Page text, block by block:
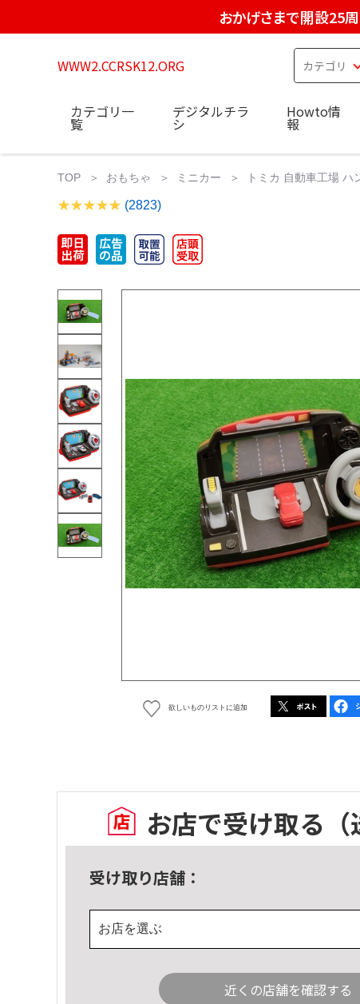
おかげさまで開設25
WWW2.CCRSK12.ORG
カテゴリ一
覧
デジタルチラ
シ
Howto情
報
TOP おもちゃ ミニカー トミカ 自動車工場
(2823)
欲しいものリストに追加
お店で受け取る
受け取り店舗：
お店を選ぶ
近くの店舗を確認する